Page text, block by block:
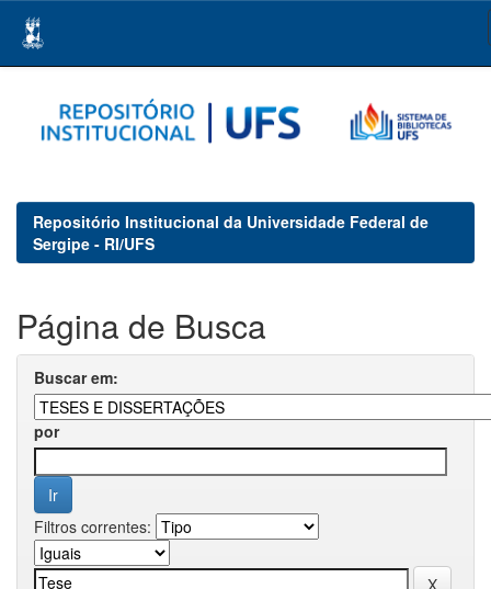
navigation
Repositório Institucional da Universidade Federal de
Sergipe - RI/UFS
Página de Busca
Buscar em:
por
Filtros correntes: